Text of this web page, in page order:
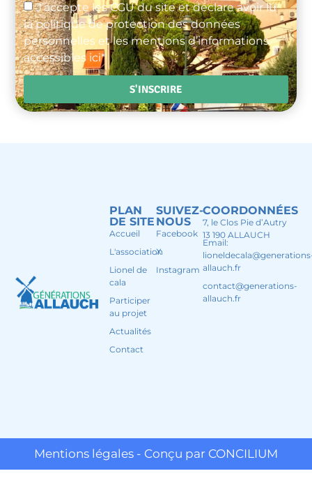
J’accepte les CGU du site et déclare avoir lu
la politique de protection des données
personnelles et les mentions d’informations
accessibles ici*
S'INSCRIRE
SUIVEZ-
NOUS
Facebook
X
Instagram
PLAN
DE SITE
Accueil
L'association
Lionel de
cala
Participer
au projet
Actualités
Contact
COORDONNÉES
7, le Clos Pie d’Autry
13 190 ALLAUCH
Email:
allauch.fr
contact@generations-
allauch.fr
Mentions légales - Conçu par CONCILIUM